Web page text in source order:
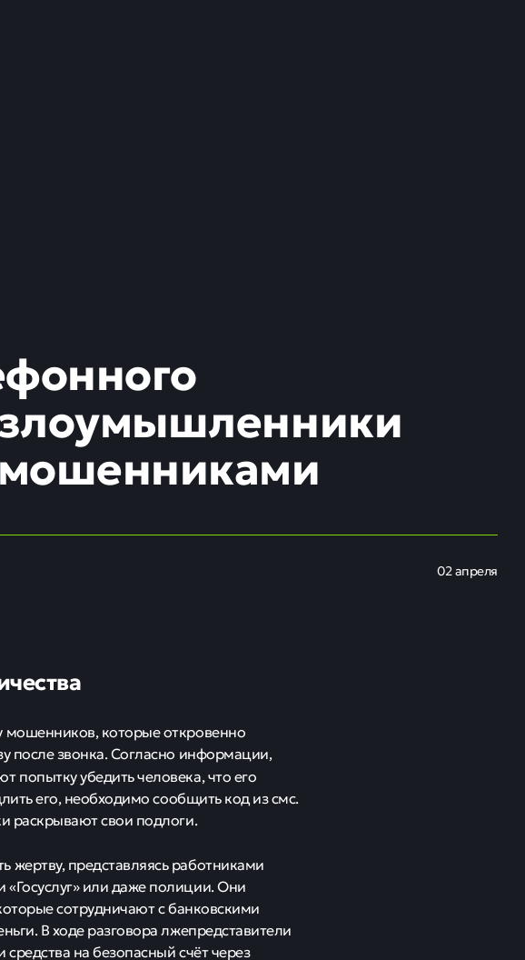
02 апреля
мошенников, которые откровенно
после звонка. Согласно информации,
попытку убедить человека, что его
его, необходимо сообщить код из смс.
раскрывают свои подлоги.
представляясь работниками
или даже полиции. Они
сотрудничают с банковскими
В ходе разговора лжепредставители
на безопасный счёт через